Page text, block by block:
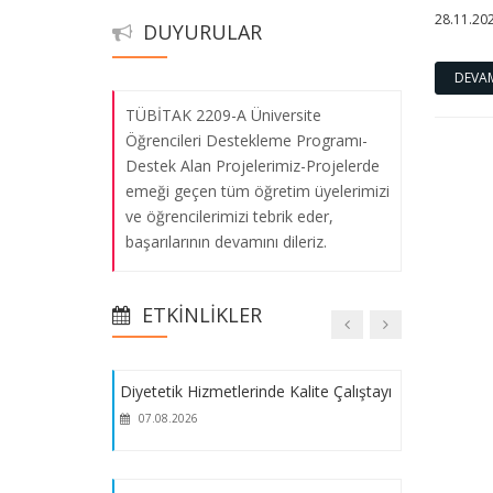
DUYURULAR
ve öğrencilerimizi tebrik eder,
TÜBİTAK 2209-A Üniversite
Öğrencileri Destekleme Programı-
Destek Alan Projelerimiz-Projelerde
emeği geçen tüm öğretim üyelerimizi
ve öğrencilerimizi tebrik eder,
başarılarının devamını dileriz.
TÜBİTAK 2209-A Üniversite
Öğrencileri Destekleme Programı-
emeği geçen tüm öğretim üyelerimizi
ve öğrencilerimizi tebrik eder,
ETKINLIKLER
Bölge Bölge Türk Mutfağı Söyleşi
Besin Etiketi Okuma
07.08.2026
07.08.2026
Diyetetik Hizmetlerinde Kalite Çalıştayı
07.08.2026